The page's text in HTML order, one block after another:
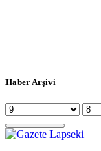
Haber Arşivi